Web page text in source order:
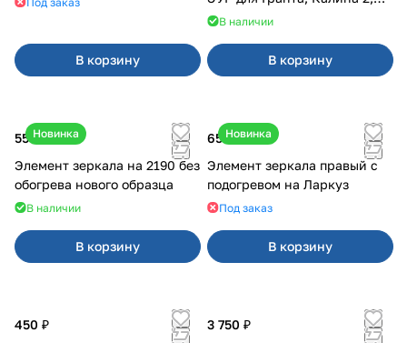
В корзину
Datsun
В наличии
В корзину
Новинка
550 ₽
Элемент зеркала на 2190 без
обогрева нового образца
В наличии
В корзину
Новинка
650 ₽
Элемент зеркала правый с
подогревом на Ларкуз
Под заказ
В корзину
450 ₽
3 750 ₽